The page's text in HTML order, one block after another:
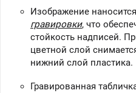
Изображение
гравировки, что
стойкость надписей.
цветной слой
нижний слой пластика.
Гравированная